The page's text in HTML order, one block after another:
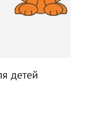
детей